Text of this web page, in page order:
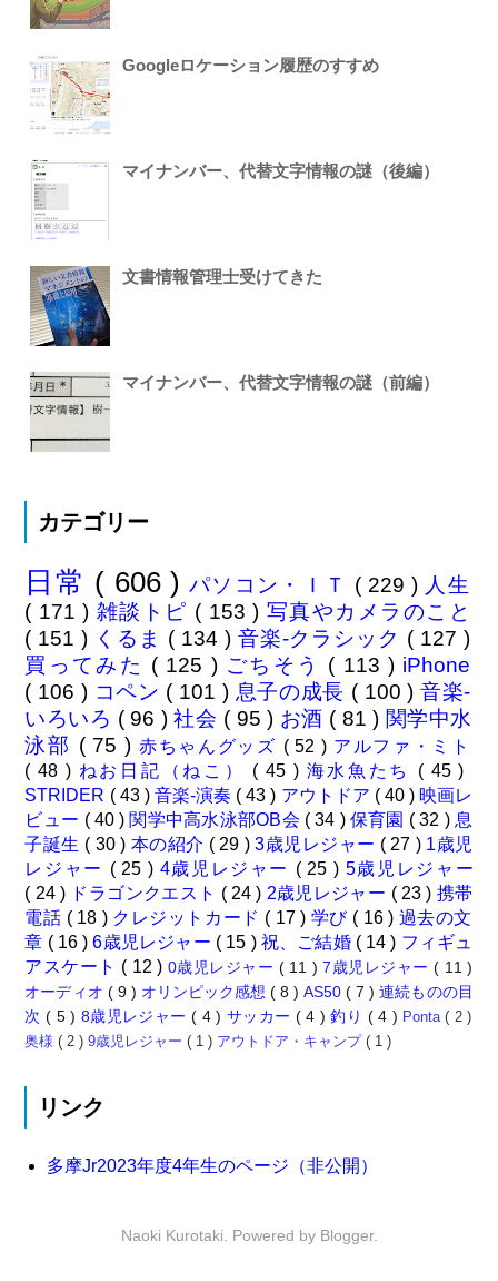
Googleロケーション履歴のすすめ
マイナンバー、代替文字情報の謎（後編）
文書情報管理士受けてきた
マイナンバー、代替文字情報の謎（前編）
カテゴリー
日常 ( 606 ) パソコン・ＩＴ ( 229 ) 人生
( 171 ) 雑談トピ ( 153 ) 写真やカメラのこと
( 151 ) くるま ( 134 ) 音楽-クラシック ( 127 )
買ってみた ( 125 ) ごちそう ( 113 ) iPhone
( 106 ) コペン ( 101 ) 息子の成長 ( 100 )音楽-
いろいろ ( 96 )社会 ( 95 ) お酒 ( 81 ) 関学中水
泳部 ( 75 ) 赤ちゃんグッズ ( 52 ) アルファ・ミト
( 48 ) ねお日記（ねこ） ( 45 ) 海水魚たち ( 45 )
STRIDER ( 43 ) 音楽-演奏 ( 43 ) アウトドア ( 40 ) 映画レ
ビュー ( 40 ) 関学中高水泳部OB会 ( 34 ) 保育園 ( 32 ) 息
子誕生 ( 30 ) 本の紹介 ( 29 )3歳児レジャー ( 27 ) 1歳児
レジャー ( 25 ) 4歳児レジャー ( 25 ) 5歳児レジャー
( 24 ) ドラゴンクエスト ( 24 ) 2歳児レジャー ( 23 ) 携帯
電話 ( 18 ) クレジットカード ( 17 ) 学び ( 16 ) 過去の文
章 ( 16 )6歳児レジャー ( 15 ) 祝、ご結婚 ( 14 ) フィギュ
アスケート ( 12 ) 0歳児レジャー ( 11 )7歳児レジャー( 11 )
オーディオ ( 9 ) オリンピック感想( 8 )AS50( 7 )連続ものの目
次( 5 ) 8歳児レジャー( 4 ) サッカー ( 4 )釣り ( 4 ) Ponta( 2 )
奥様( 2 )9歳児レジャー( 1 ) アウトドア・キャンプ( 1 )
リンク
多摩Jr2023年度4年生のページ（非公開）
Naoki Kurotaki. Powered by Blogger.